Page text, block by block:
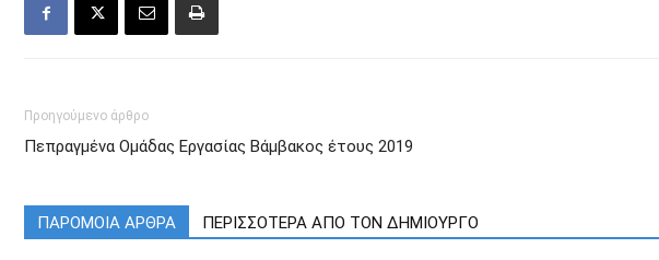
Προηγούμενο άρθρο
Πεπραγμένα Ομάδας Εργασίας Βάμβακος έτους 2019
ΠΑΡΟΜΟΙΑ ΑΡΘΡΑ ΠΕΡΙΣΣΟΤΕΡΑ ΑΠΟ ΤΟΝ ΔΗΜΙΟΥΡΓΟ